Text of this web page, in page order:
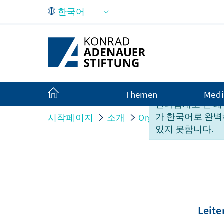
Skip to Main Content
안타깝게도 본
가 한국어로 완
있지 못합니다.
Themen
시작페이지 소개 Organisation